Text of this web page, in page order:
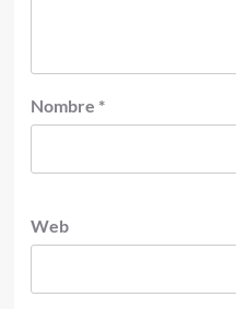
Nombre *
Web